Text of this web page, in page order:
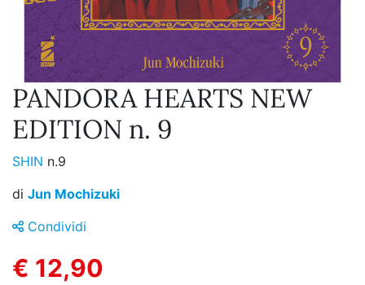
PANDORA HEARTS NEW
EDITION n. 9
SHIN n.9
di Jun Mochizuki
Condividi
€ 12,90